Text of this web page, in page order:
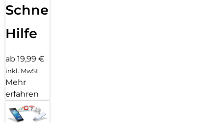
Schnelle
Hilfe
ab 19,99 €
inkl. MwSt.
Mehr
erfahren